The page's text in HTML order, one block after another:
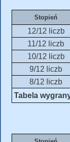
Stopień
12/12 liczb
11/12 liczb
10/12 liczb
9/12 liczb
8/12 liczb
Tabela